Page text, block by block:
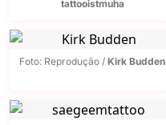
tattooistmuha
Foto: Reprodução / Kirk Budden